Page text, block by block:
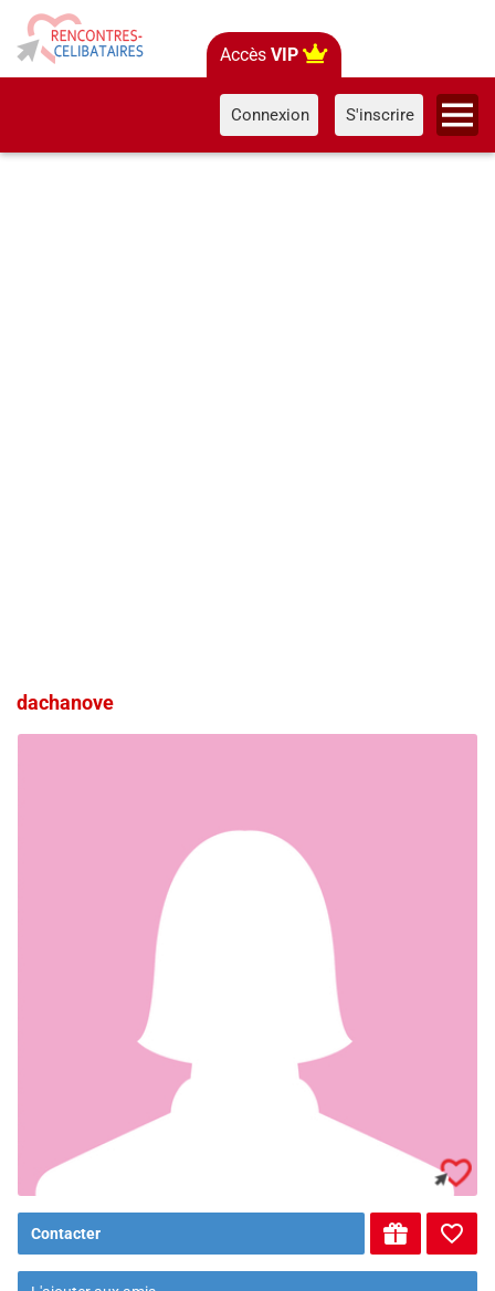
Accès VIP
Connexion S'inscrire
dachanove
Contacter